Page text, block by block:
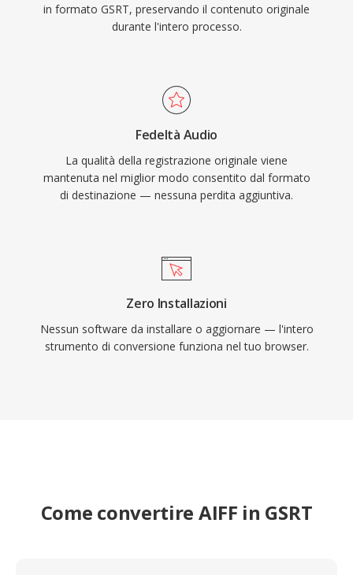
in formato GSRT, preservando il contenuto originale
durante l'intero processo.
Fedeltà Audio
La qualità della registrazione originale viene
mantenuta nel miglior modo consentito dal formato
di destinazione — nessuna perdita aggiuntiva.
Zero Installazioni
Nessun software da installare o aggiornare — l'intero
strumento di conversione funziona nel tuo browser.
Come convertire AIFF in GSRT